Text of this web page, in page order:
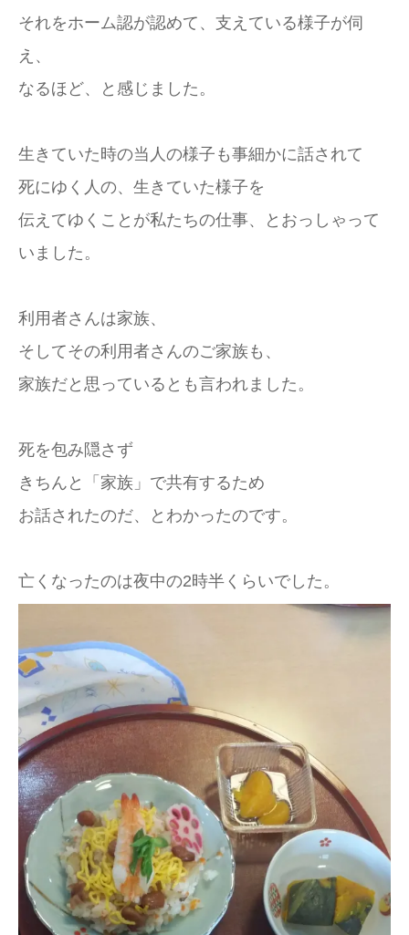
それをホーム認が認めて、支えている様子が伺
え、
なるほど、と感じました。
生きていた時の当人の様子も事細かに話されて
死にゆく人の、生きていた様子を
伝えてゆくことが私たちの仕事、とおっしゃって
いました。
利用者さんは家族、
そしてその利用者さんのご家族も、
家族だと思っているとも言われました。
死を包み隠さず
きちんと「家族」で共有するため
お話されたのだ、とわかったのです。
亡くなったのは夜中の2時半くらいでした。